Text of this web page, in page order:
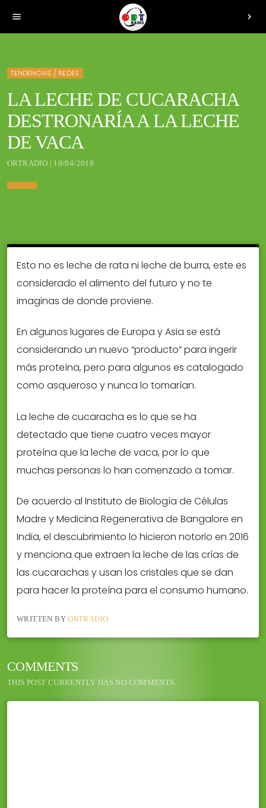
menu chevron_right
TENDENCIAS / REDES
LA LECHE DE CUCARACHA
DESTRONARÍA A LA LECHE
DE VACA
ORTRADIO | 10/04/2019
Esto no es leche de rata ni leche de burra, este es
considerado el alimento del futuro y no te
imaginas de donde proviene.
En algunos lugares de Europa y Asia se está
considerando un nuevo “producto” para ingerir
más proteína, pero para algunos es catalogado
como asqueroso y nunca lo tomarían.
La leche de cucaracha es lo que se ha
detectado que tiene cuatro veces mayor
proteína que la leche de vaca, por lo que
muchas personas lo han comenzado a tomar.
De acuerdo al Instituto de Biología de Células
Madre y Medicina Regenerativa de Bangalore en
India, el descubrimiento lo hicieron notorio en 2016
y menciona que extraen la leche de las crías de
las cucarachas y usan los cristales que se dan
para hacer la proteína para el consumo humano.
WRITTEN BYORTRADIO
COMMENTS
THIS POST CURRENTLY HAS NO COMMENTS.